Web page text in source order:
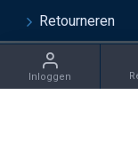
Retourneren
2021 Juwelier
Inloggen